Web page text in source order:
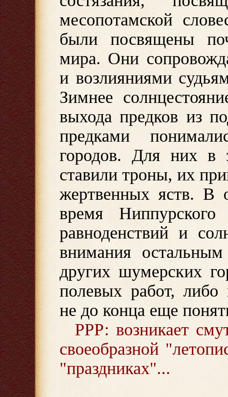
месопотамской
были посвящены
мира. Они
и возлияниями
Зимнее
выхода предков из
предками
городов. Для них в
ставили троны, их
жертвенных яств. В
время Ниппурского
равноденствий и
внимания
других шумерских
полевых работ, либо
не до конца еще
РРР: возникает
своеобразной
"праздниках"...